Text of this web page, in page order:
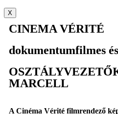
X
CINEMA VÉRITÉ
dokumentumfilmes
MARCELL
A Cinéma Vérité filmrendező